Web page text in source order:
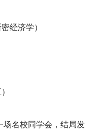
经济学）
场名校同学会，结局发